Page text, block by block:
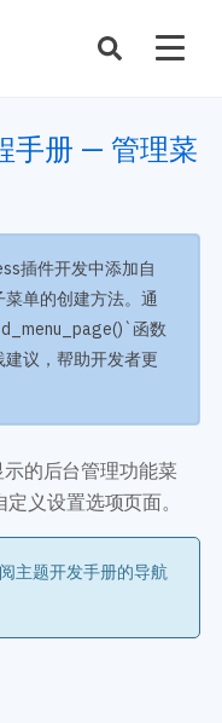
能优化
册
手册
手册
手册 — 管理菜
插件开发中添加自
单的创建方法。通
函数
议，帮助开发者更
的后台管理功能菜
义设置选项页面。
主题开发手册的导航